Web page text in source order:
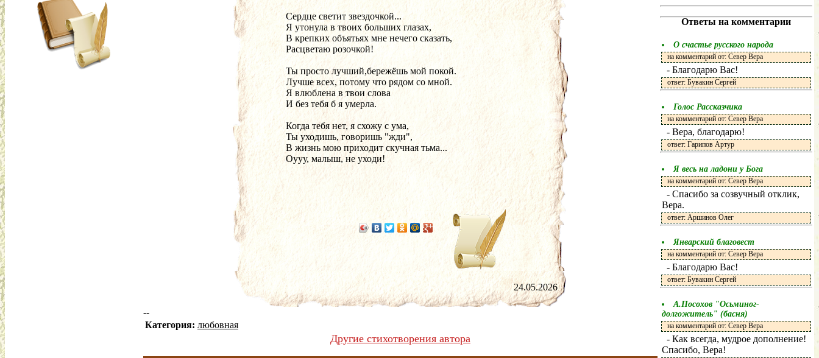
Сердце светит звездочкой...
Я утонула в твоих больших глазах,
В крепких объятьях мне нечего сказать,
Расцветаю розочкой!
Ты просто лучший,бережёшь мой покой.
Лучше всех, потому что рядом со мной.
Я влюблена в твои слова
И без тебя б я умерла.
Когда тебя нет, я схожу с ума,
Ты уходишь, говоришь "жди",
В жизнь мою приходит скучная тьма...
Оууу, малыш, не уходи!
24.05.2026
--
Категория: любовная
Другие стихотворения автора
Ответы на комментарии
О счастье русского народа
на комментарий от: Север Вера
- Благодарю Вас!
ответ: Бувакин Сергей
Голос Рассказчика
на комментарий от: Север Вера
- Вера, благодарю!
ответ: Гарипов Артур
Я весь на ладони у Бога
на комментарий от: Север Вера
- Спасибо за созвучный отклик,
Вера.
ответ: Аршинов Олег
Январский благовест
на комментарий от: Север Вера
- Благодарю Вас!
ответ: Бувакин Сергей
А.Посохов "Осьминог-
долгожитель" (басня)
на комментарий от: Север Вера
- Как всегда, мудрое дополнение!
Спасибо, Вера!